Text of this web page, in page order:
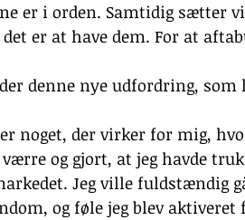
er i orden. Samtidig sætter
er at have dem. For at
denne nye udfordring,
noget, der virker for mig,
og gjort, at jeg havde
Jeg ville fuldstændig
og føle jeg blev